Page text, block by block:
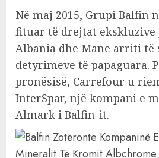
Në maj 2015, Grupi Balfin
fituar të drejtat ekskluzive
Albania dhe Mane arriti të
detyrimeve të papaguara.
pronësisë, Carrefour u
InterSpar, një kompani e
Almark i Balfin-it.